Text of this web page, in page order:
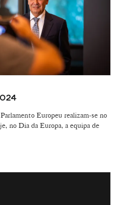
Europeu realizam-se no
no Dia da Europa, a equipa de